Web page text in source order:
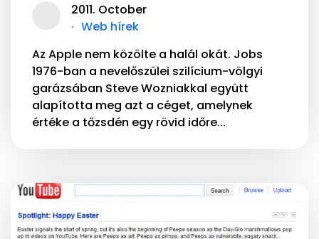
2011. October
Web hírek
Az Apple nem közölte a halál okát. Jobs
1976-ban a nevelőszülei szilícium-völgyi
garázsában Steve Wozniakkal együtt
alapította meg azt a céget, amelynek
értéke a tőzsdén egy rövid időre...